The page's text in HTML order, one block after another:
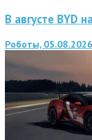
В августе BYD
Роботы, 05.08.2026